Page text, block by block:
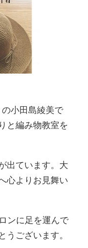
小田島綾美で
と編み物教室を
出ています。大
心よりお見舞い
ンに足を運んで
ございます。